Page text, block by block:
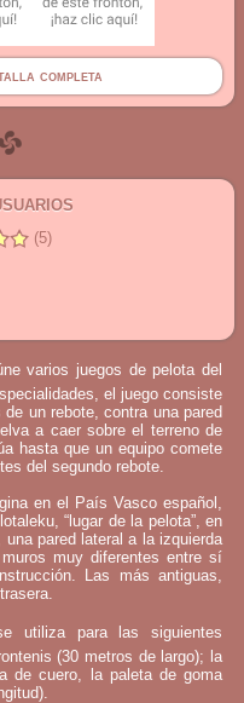
completa
(5)
varios juegos de pelota del
el juego consiste
un rebote, contra una pared
a caer sobre el terreno de
hasta que un equipo comete
del segundo rebote.
en el País Vasco español,
“lugar de la pelota”, en
pared lateral a la izquierda
muy diferentes entre sí
Las más antiguas,
utiliza para las siguientes
(30 metros de largo); la
de cuero, la paleta de goma